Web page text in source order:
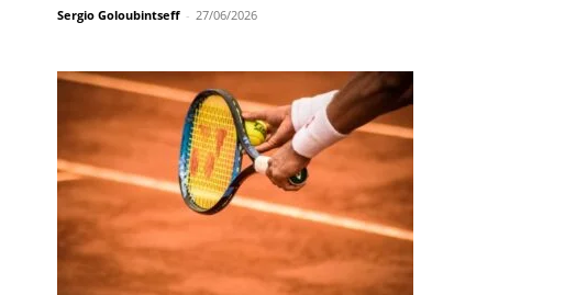
Sergio Goloubintseff - 27/06/2026